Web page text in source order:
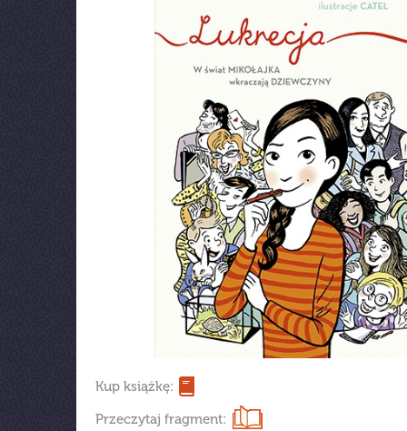
Kup książkę:
Przeczytaj fragment: